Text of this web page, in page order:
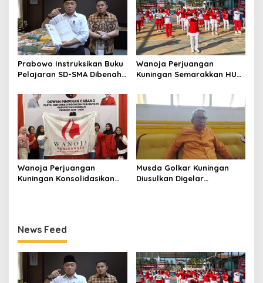
Prabowo Instruksikan Buku
Pelajaran SD-SMA Dibenahi,
sebagai Referensi
Wanoja Perjuangan
Kuningan Semarakkan HUT
Perempuan Harus Sehat
dan Berdaya
Wanoja Perjuangan
Kuningan Konsolidasikan
Musda Golkar Kuningan
Diusulkan Digelar
News Feed